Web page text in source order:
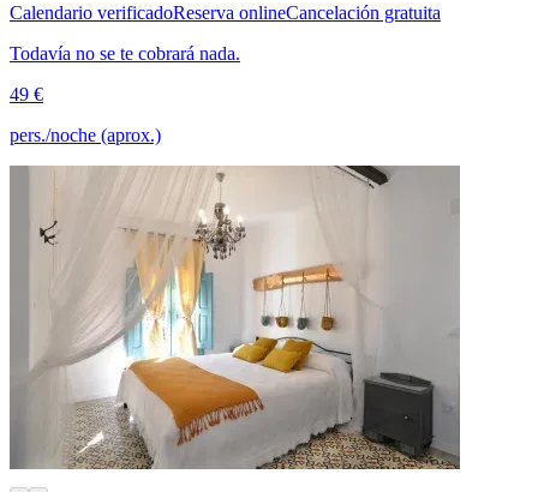
Calendario verificadoReserva onlineCancelación gratuita
Todavía no se te cobrará nada.
49 €
pers./noche (aprox.)